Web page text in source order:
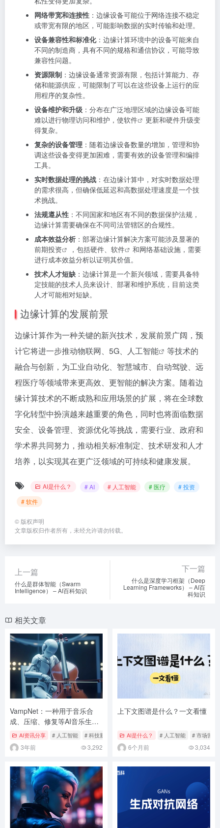
网络带宽和连接性 ：边缘设备可能位于网络连接不稳定
或带宽有限的地区，可能影响数据的实时传输和处理。
设备兼容性和标准化：边缘计算环境中的设备可能来自
不同的制造商，具有不同的规格和通信协议，可能导致
兼容性问题。
资源限制 ：边缘设备通常资源有限，包括计算能力、存
储和能源供应，可能限制了可以在这些设备上运行的应
用程序的复杂性。
设备维护和升级 ：分布在广泛地理区域的边缘设备可能
难以进行物理访问和维护，使软件
更新和硬件升级变
得复杂。
复杂的设备管理 ：随着边缘设备数量的增加，管理和协
调这些设备变得更加困难，需要有效的设备管理和编排
工具。
实时数据处理的挑战 ：在边缘计算中，对实时数据处理
的需求很高，但确保低延迟和高数据处理速度是一个技
术挑战。
法规遵从性 ：不同国家和地区有不同的数据保护法规，
边缘计算需要确保在不同司法管辖区的合规性。
成本效益分析 ：部署边缘计算解决方案可能涉及显著的
前期投资 ，包括硬件、 软件
和网络基础设施，需要
进行成本效益分析以证明其价值。
技术人才短缺 ：边缘计算是一个新兴领域，需要具备特
定技能的技术人员来设计、部署和维护系统，目前这类
人才可能相对短缺。
边缘计算的发展前景
边缘计算作为一种关键的新兴技术，发展前景广阔，预
计它将进一步推动物联网、5G、 人工智能
等技术的
融合与创新，为工业自动化、智慧城市、自动驾驶、远
程医疗等领域带来更高效、更智能的解决方案。随着边
缘计算技术的不断成熟和应用场景的扩展，将在全球数
字化转型中扮演越来越重要的角色，同时也将面临数据
安全、设备管理、资源优化等挑战，需要行业、政府和
学术界共同努力，推动相关标准制定、技术研发和人才
培养，以实现其在更广泛领域的可持续和健康发展。
AI是什么？ # AI # 人工智能 # 医疗
# 投资
# 软件
© 版权声明
文章版权归作者所有，未经允许请勿转载。
上一篇
什么是群体智能（Swarm
Intelligence） – AI百科知识
下一篇
什么是深度学习框架（Deep
Learning Frameworks） – AI百
科知识
相关文章
VampNet：一种用于音乐合
成、压缩、修复等AI音乐生成
方法AI资讯分享 # 人工智能 # 科技新闻 # 艺术
3年前 3,292
上下文图谱是什么？一文看懂
AI是什么？ # 人工智能 # 市场营销
6个月前 3,034